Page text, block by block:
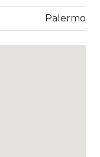
Palermo